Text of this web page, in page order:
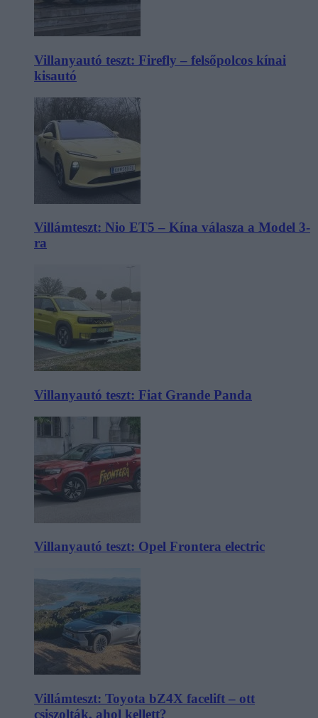
Villanyautó teszt: Firefly – felsőpolcos kínai
kisautó
Villámteszt: Nio ET5 – Kína válasza a Model 3-
ra
Villanyautó teszt: Fiat Grande Panda
Villanyautó teszt: Opel Frontera electric
Villámteszt: Toyota bZ4X facelift – ott
csiszolták, ahol kellett?